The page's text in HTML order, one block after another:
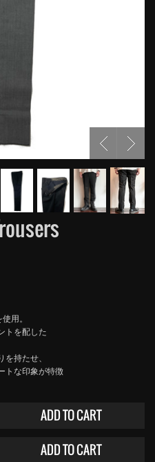
用。
トを配した
持たせ、
トな印象が特徴
ADD TO CART
ADD TO CART